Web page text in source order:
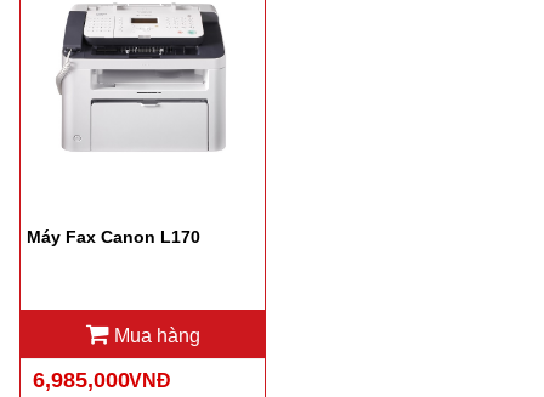
Máy Fax Canon L170
Mua hàng
6,985,000VNĐ